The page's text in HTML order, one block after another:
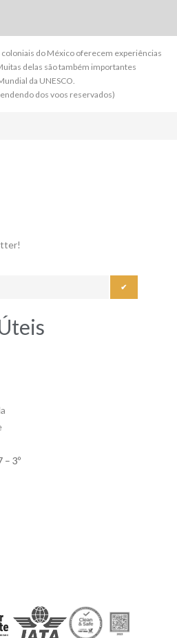
do México oferecem experiências
delas são também importantes
da UNESCO.
dos voos reservados)
✔
– 3º